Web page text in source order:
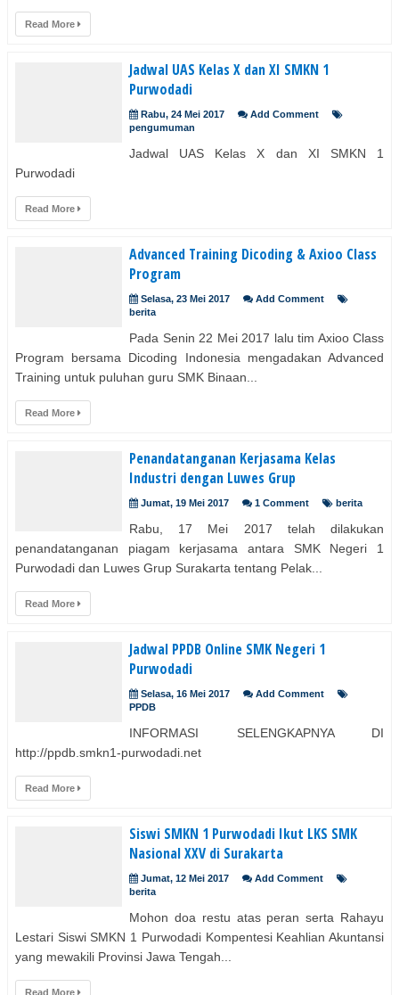
Read More
Jadwal UAS Kelas X dan XI SMKN 1
Purwodadi
Rabu, 24 Mei 2017
Add Comment
pengumuman
Jadwal UAS Kelas X dan XI SMKN 1
Purwodadi
Read More
Advanced Training Dicoding & Axioo Class
Program
Selasa, 23 Mei 2017
Add Comment
berita
Pada Senin 22 Mei 2017 lalu tim Axioo Class
Program bersama Dicoding Indonesia mengadakan Advanced
Training untuk puluhan guru SMK Binaan...
Read More
Penandatanganan Kerjasama Kelas
Industri dengan Luwes Grup
Jumat, 19 Mei 2017 1 Comment berita
Rabu, 17 Mei 2017 telah dilakukan
penandatanganan piagam kerjasama antara SMK Negeri 1
Purwodadi dan Luwes Grup Surakarta tentang Pelak...
Read More
Jadwal PPDB Online SMK Negeri 1
Purwodadi
Selasa, 16 Mei 2017
Add Comment
PPDB
INFORMASI SELENGKAPNYA DI
http://ppdb.smkn1-purwodadi.net
Read More
Siswi SMKN 1 Purwodadi Ikut LKS SMK
Nasional XXV di Surakarta
Jumat, 12 Mei 2017
Add Comment
berita
Mohon doa restu atas peran serta Rahayu
Lestari Siswi SMKN 1 Purwodadi Kompentesi Keahlian Akuntansi
yang mewakili Provinsi Jawa Tengah...
Read More